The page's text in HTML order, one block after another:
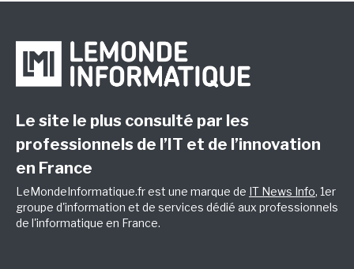
Le site le plus consulté par les
professionnels de l’IT et de l’innovation
en France
LeMondeInformatique.fr est une marque de IT News Info, 1er
groupe d'information et de services dédié aux professionnels
de l'informatique en France.